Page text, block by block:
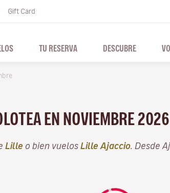
Gift Card
TU RESERVA DESCUBRE
EN NOVIEMBRE
Lille o bien vuelos Lille Ajaccio . Desde